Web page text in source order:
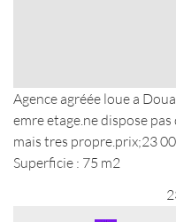
Agence agréée loue a
emre etage.ne dispose
mais tres propre.prix;23
Superficie : 75 m2